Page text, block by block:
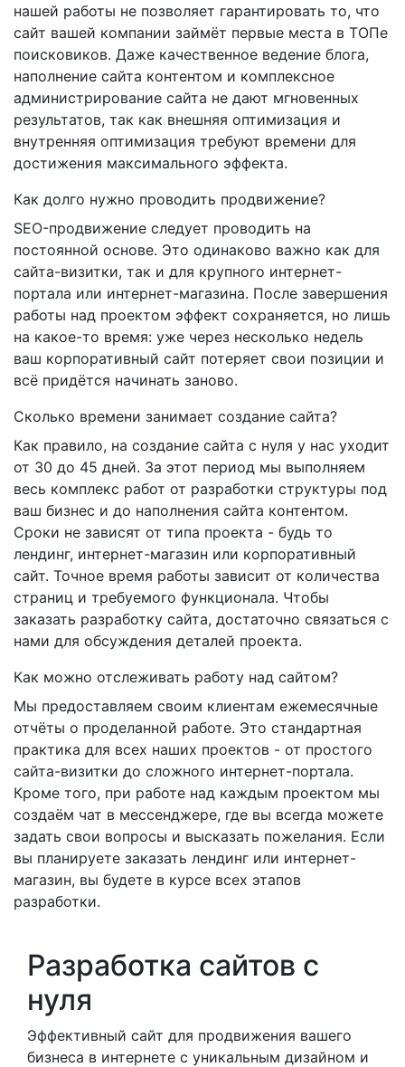
нашей работы не позволяет гарантировать то, что
сайт вашей компании займёт первые места в ТОПе
поисковиков. Даже качественное ведение блога,
наполнение сайта контентом и комплексное
администрирование сайта не дают мгновенных
результатов, так как внешняя оптимизация и
внутренняя оптимизация требуют времени для
достижения максимального эффекта.
Как долго нужно проводить продвижение?
SEO-продвижение следует проводить на
постоянной основе. Это одинаково важно как для
сайта-визитки, так и для крупного интернет-
портала или интернет-магазина. После завершения
работы над проектом эффект сохраняется, но лишь
на какое-то время: уже через несколько недель
ваш корпоративный сайт потеряет свои позиции и
всё придётся начинать заново.
Сколько времени занимает создание сайта?
Как правило, на создание сайта с нуля у нас уходит
от 30 до 45 дней. За этот период мы выполняем
весь комплекс работ от разработки структуры под
ваш бизнес и до наполнения сайта контентом.
Сроки не зависят от типа проекта - будь то
лендинг, интернет-магазин или корпоративный
сайт. Точное время работы зависит от количества
страниц и требуемого функционала. Чтобы
заказать разработку сайта, достаточно связаться с
нами для обсуждения деталей проекта.
Как можно отслеживать работу над сайтом?
Мы предоставляем своим клиентам ежемесячные
отчёты о проделанной работе. Это стандартная
практика для всех наших проектов - от простого
сайта-визитки до сложного интернет-портала.
Кроме того, при работе над каждым проектом мы
создаём чат в мессенджере, где вы всегда можете
задать свои вопросы и высказать пожелания. Если
вы планируете заказать лендинг или интернет-
магазин, вы будете в курсе всех этапов
разработки.
Разработка сайтов с
нуля
Эффективный сайт для продвижения вашего
бизнеса в интернете с уникальным дизайном и